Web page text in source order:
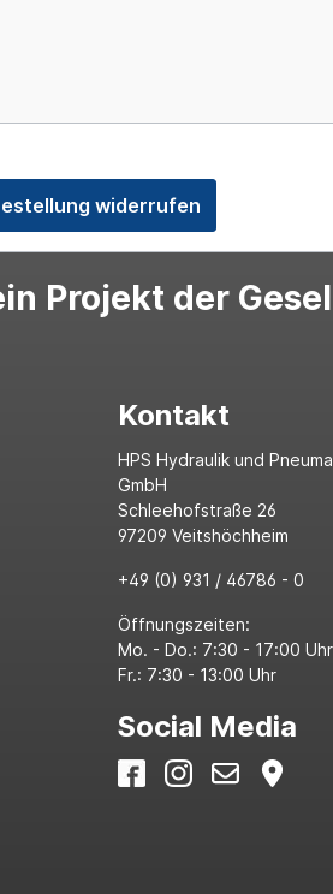
widerrufen
Projekt der
Kontakt
HPS Hydraulik und
GmbH
Schleehofstraße 26
97209 Veitshöchheim
+49 (0) 931 / 46786 - 0
Öffnungszeiten:
Mo. - Do.: 7:30 - 17:00 Uhr
Fr.: 7:30 - 13:00 Uhr
Social Media